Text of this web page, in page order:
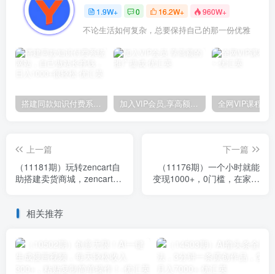
1.9W+ 0 16.2W+ 960W+
不论生活如何复杂，总要保持自己的那一份优雅
搭建同款知识付费系统网站，自己做站长挣钱，日入1000+很轻松 加入VIP会员,享高额的推广提成
上一篇
（11181期）玩转zencart自
助搭建卖货商城，zencart外
下一篇
（11176期）一个小时就能
变现1000+，0门槛，在家一
相关推荐